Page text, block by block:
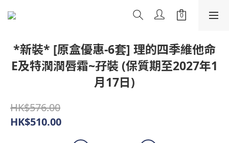
*新裝* [原盒優惠-6套] 理的四季維他命
E及特潤潤唇霜~孖裝 (保質期至2027年1
月17日)
HK$576.00
HK$510.00